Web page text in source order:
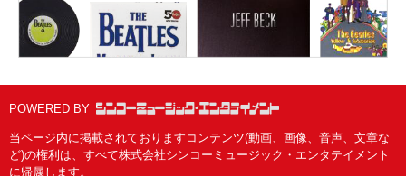
POWERED BY
当ページ内に掲載されておりますコンテンツ(動画、画像、音声、文章な
ど)の権利は、すべて株式会社シンコーミュージック・エンタテイメント
に帰属します。